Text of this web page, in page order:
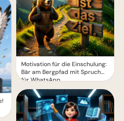
Motivation für die Einschulung:
Bär am Bergpfad mit Spruch
für WhatsApp